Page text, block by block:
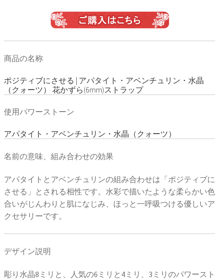
商品の名称
ポジティブにさせる | アパタイト・アベンチュリン・水晶
（クォーツ） 花かずら(6mm)ストラップ
使用パワーストーン
アパタイト・アベンチュリン・水晶（クォーツ）
名前の意味、組み合わせの効果
アパタイトとアベンチュリンの組み合わせは「ポジティブに
させる」とされる相性です。水彩で描いたような柔らかい色
合いがじんわりと肌になじみ、ほっと一呼吸つける優しいア
クセサリーです。
デザイン説明
彫り水晶8ミリと、人気の6ミリと4ミリ、3ミリのパワースト